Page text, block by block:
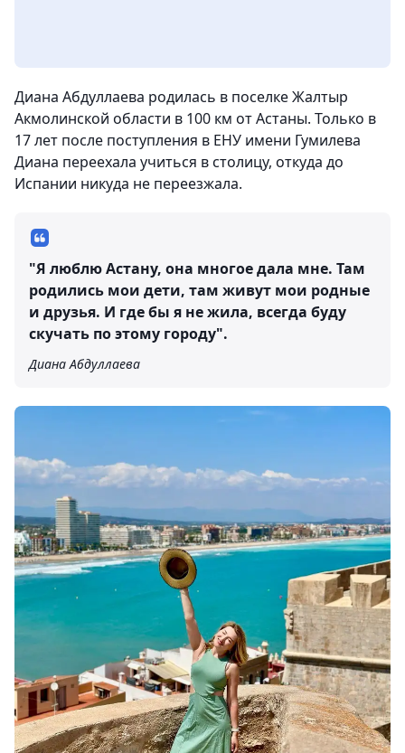
Диана Абдуллаева родилась в поселке Жалтыр
Акмолинской области в 100 км от Астаны. Только в
17 лет после поступления в ЕНУ имени Гумилева
Диана переехала учиться в столицу, откуда до
Испании никуда не переезжала.
"Я люблю Астану, она многое дала мне. Там
родились мои дети, там живут мои родные
и друзья. И где бы я не жила, всегда буду
скучать по этому городу".
Диана Абдуллаева